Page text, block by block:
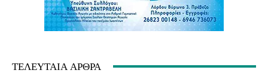
ΤΕΛΕΥΤΑΊΑ ΆΡΘΡΑ